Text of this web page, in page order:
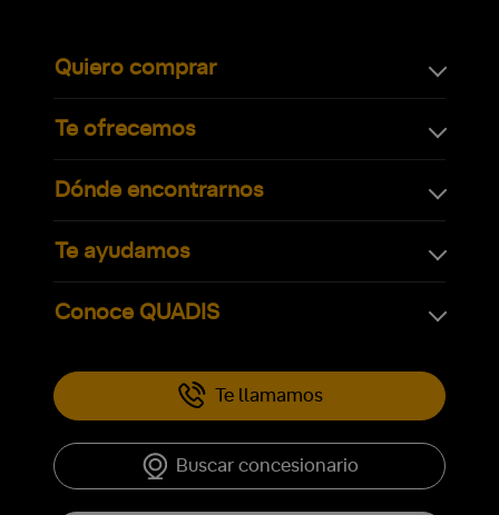
Quiero comprar
Te ofrecemos
Dónde encontrarnos
Te ayudamos
Conoce QUADIS
Te llamamos
Buscar concesionario